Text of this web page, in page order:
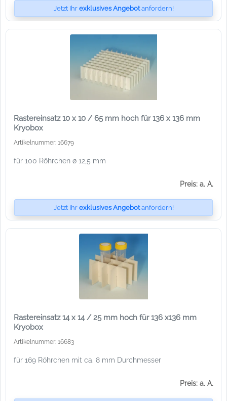
Jetzt Ihr exklusives Angebotanfordern!
Rastereinsatz 10 x 10 / 65 mm hoch für 136 x 136 mm
Kryobox
Artikelnummer: 16679
für 100 Röhrchen ø 12,5 mm
Preis: a. A.
Jetzt Ihr exklusives Angebotanfordern!
Rastereinsatz 14 x 14 / 25 mm hoch für 136 x136 mm
Kryobox
Artikelnummer: 16683
für 169 Röhrchen mit ca. 8 mm Durchmesser
Preis: a. A.